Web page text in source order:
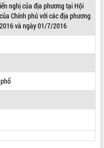
nghị của địa phương tại Hội
Chính phủ với các địa phương
và ngày 01/7/2016